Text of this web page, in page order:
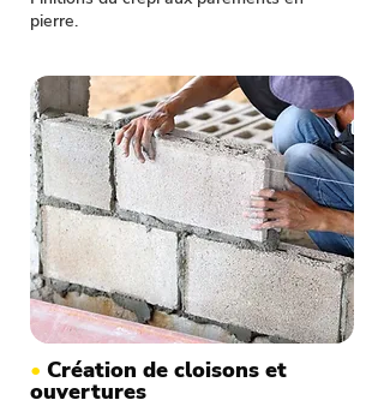
pierre.
• Création de cloisons et
ouvertures